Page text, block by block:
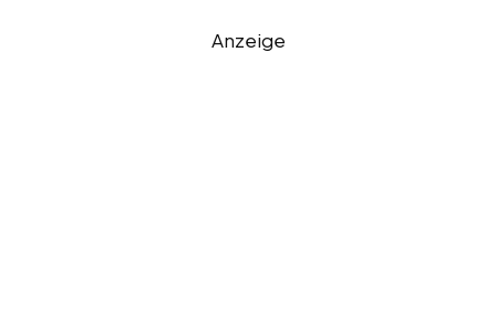
Anzeige